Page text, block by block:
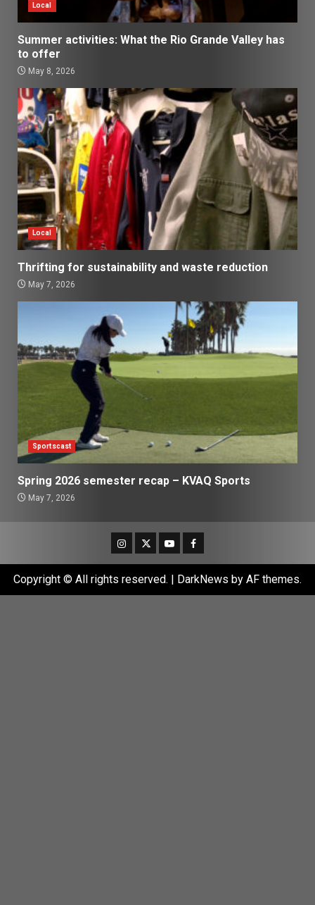
Local
Summer activities: What the Rio Grande Valley has
to offer
May 8, 2026
Local
Thrifting for sustainability and waste reduction
May 7, 2026
Sportscast
Spring 2026 semester recap – KVAQ Sports
May 7, 2026
Instagram
TwitterYoutubeFacebook
Copyright © All rights reserved. DarkNews by AF themes.